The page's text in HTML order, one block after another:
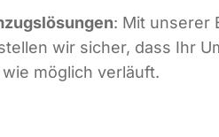
: Mit unserer
wir sicher, dass Ihr
möglich verläuft.